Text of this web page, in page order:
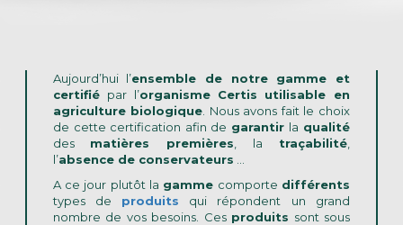
Aujourd’hui l’ensemble de notre gamme et
certifié par l’organisme Certis
utilisable en
agriculture biologique . Nous avons fait le choix
de cette certification afin de garantir la qualité
des matières premières , la traçabilité
l’absence de conservateurs
A ce jour plutôt la gamme comporte différents
types de produits
qui répondent un grand
nombre de vos besoins. Ces produits sont sous